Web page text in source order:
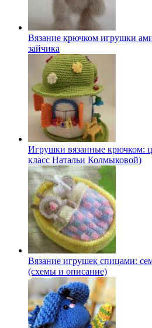
Вязание крючком игрушки
зайчика
Игрушки вязанные крючком:
класс Натальи Колмыковой)
Вязание игрушек спицами:
(схемы и описание)